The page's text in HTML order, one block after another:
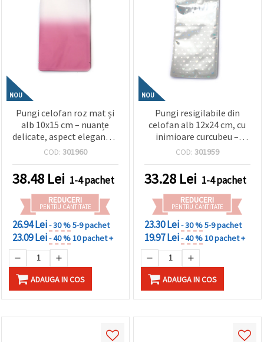
NOU
Pungi celofan roz mat și
alb 10x15 cm – nuanțe
delicate, aspect elegant și
rezistență sporită, set 100
COD: 301960
38.48 Lei 1-4 pachet
REDUCERI
PENTRU CANTITATE
26.94 Lei- 30 %5-9 pachet
23.09 Lei- 40 %10 pachet +
ADAUGA IN COS
NOU
Pungi resigilabile din
celofan alb 12x24 cm, cu
inimioare curcubeu –
ambalaj drăguț, elegant și
COD: 301959
33.28 Lei 1-4 pachet
REDUCERI
PENTRU CANTITATE
23.30 Lei- 30 %5-9 pachet
19.97 Lei- 40 %10 pachet +
ADAUGA IN COS